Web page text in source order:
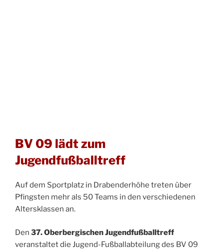
BV 09 lädt zum
Jugendfußballtreff
Auf dem Sportplatz in Drabenderhöhe treten über
Pfingsten mehr als 50 Teams in den verschiedenen
Altersklassen an.
Den 37. Oberbergischen Jugendfußballtreff
veranstaltet die Jugend-Fußballabteilung des BV 09